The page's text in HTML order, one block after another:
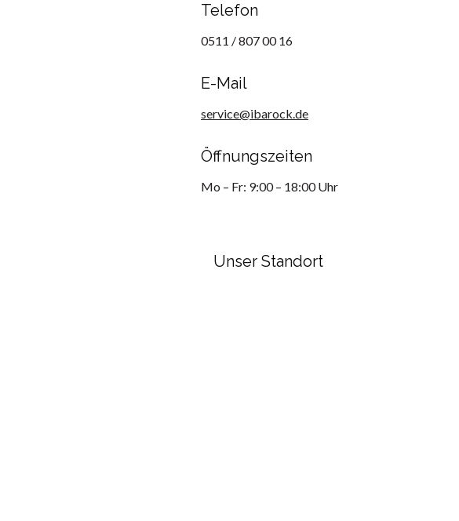
Telefon
0511 / 807 00 16
E-Mail
service@ibarock.de
Öffnungszeiten
Mo – Fr: 9:00 – 18:00 Uhr
Unser Standort